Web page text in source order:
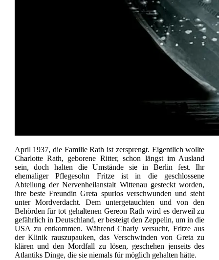
April 1937, die Familie Rath ist zersprengt. Eigentlich wollte
Charlotte Rath, geborene Ritter, schon längst im Ausland
sein, doch halten die Umstände sie in Berlin fest. Ihr
ehemaliger Pflegesohn Fritze ist in die geschlossene
Abteilung der Nervenheilanstalt Wittenau gesteckt worden,
ihre beste Freundin Greta spurlos verschwunden und steht
unter Mordverdacht. Dem untergetauchten und von den
Behörden für tot gehaltenen Gereon Rath wird es derweil zu
gefährlich in Deutschland, er besteigt den Zeppelin, um in die
USA zu entkommen. Während Charly versucht, Fritze aus
der Klinik rauszupauken, das Verschwinden von Greta zu
klären und den Mordfall zu lösen, geschehen jenseits des
Atlantiks Dinge, die sie niemals für möglich gehalten hätte.